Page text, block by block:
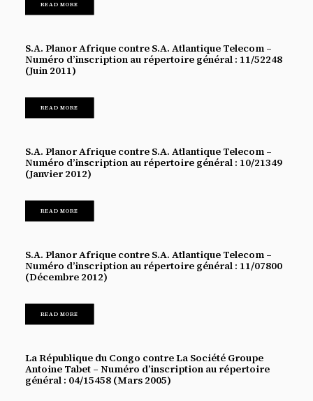
READ MORE
S.A. Planor Afrique contre S.A. Atlantique Telecom –
Numéro d’inscription au répertoire général : 11/52248
(Juin 2011)
READ MORE
S.A. Planor Afrique contre S.A. Atlantique Telecom –
Numéro d’inscription au répertoire général : 10/21349
(Janvier 2012)
READ MORE
S.A. Planor Afrique contre S.A. Atlantique Telecom –
Numéro d’inscription au répertoire général : 11/07800
(Décembre 2012)
READ MORE
La République du Congo contre La Société Groupe
Antoine Tabet – Numéro d’inscription au répertoire
général : 04/15458 (Mars 2005)